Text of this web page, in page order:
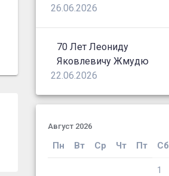
26.06.2026
70 Лет Леониду
Яковлевичу Жмудю
22.06.2026
Август 2026
Пн Вт Ср Чт Пт Сб
1